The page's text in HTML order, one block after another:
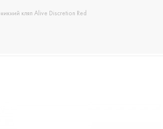
кляп Alive Discretion Red